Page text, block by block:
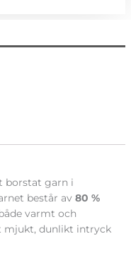
borstat garn i
består av 80 %
varmt och
mjukt, dunlikt intryck